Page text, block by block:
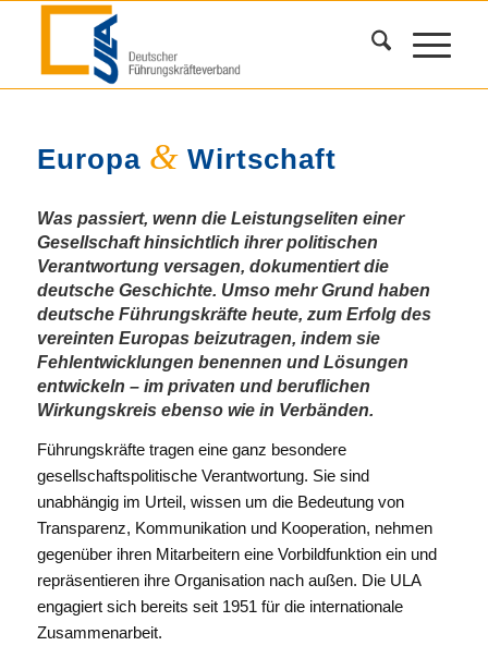
Europa &Wirtschaft
Was passiert, wenn die Leistungseliten einer
Gesellschaft hinsichtlich ihrer politischen
Verantwortung versagen, dokumentiert die
deutsche Geschichte. Umso mehr Grund haben
deutsche Führungskräfte heute, zum Erfolg des
vereinten Europas beizutragen, indem sie
Fehlentwicklungen benennen und Lösungen
entwickeln – im privaten und beruflichen
Wirkungskreis ebenso wie in Verbänden.
Führungskräfte tragen eine ganz besondere
gesellschaftspolitische Verantwortung. Sie sind
unabhängig im Urteil, wissen um die Bedeutung von
Transparenz, Kommunikation und Kooperation, nehmen
gegenüber ihren Mitarbeitern eine Vorbildfunktion ein und
repräsentieren ihre Organisation nach außen. Die ULA
engagiert sich bereits seit 1951 für die internationale
Zusammenarbeit.